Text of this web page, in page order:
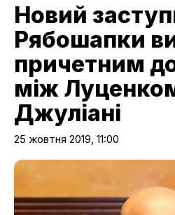
Новий
Рябошапки
причетним до
між
Джуліані
25 жовтня 2019, 11:00